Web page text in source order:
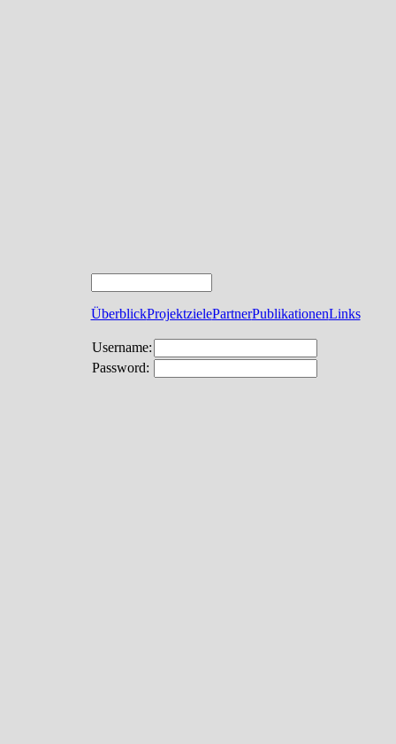
ÜberblickProjektzielePartnerPublikationenLinks
Username:
Password: